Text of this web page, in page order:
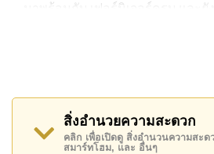
มาพร้อมกับ เฟอร์นิเจอร์ครบ และยั
สะดวก ได้แก่ มีระเบียง, เครื่องปรั
Grand Avenue Residence มีสิ่งอ
กลาง ได้แก่ สไลเดอร์, ฟิสเนส, ซา
รปภ.24ชม.
สิ่งอำนวยความสะดวก
คลิก เพื่อเปิดดู สิ่งอำนวนความสะ
สมาร์ทโฮม, และ อื่นๆ